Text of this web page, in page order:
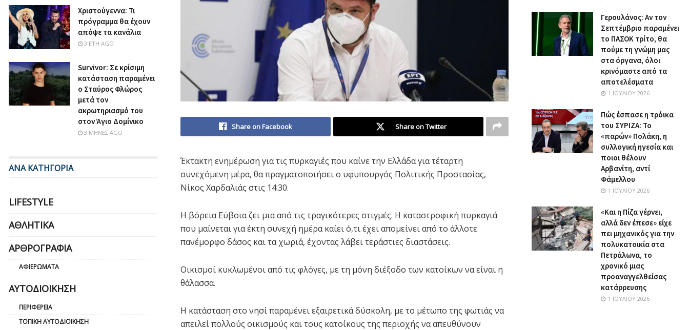
Share on Facebook Share on Twitter
Έκτακτη ενημέρωση για τις πυρκαγιές που καίνε την Ελλάδα για τέταρτη
συνεχόμενη μέρα, θα πραγματοποιήσει ο υφυπουργός Πολιτικής Προστασίας,
Νίκος Χαρδαλιάς στις 14:30.
Η βόρεια Εύβοια ζει μια από τις τραγικότερες στιγμές. Η καταστροφική πυρκαγιά
που μαίνεται για έκτη συνεχή ημέρα καίει ό,τι έχει απομείνει από το άλλοτε
πανέμορφο δάσος και τα χωριά, έχοντας λάβει τεράστιες διαστάσεις.
Οικισμοί κυκλωμένοι από τις φλόγες, με τη μόνη διέξοδο των κατοίκων να είναι η
θάλασσα.
Η κατάσταση στο νησί παραμένει εξαιρετικά δύσκολη, με το μέτωπο της φωτιάς να
απειλεί πολλούς οικισμούς και τους κατοίκους της περιοχής να απευθύνουν
Χριστούγεννα: Τι
πρόγραμμα θα έχουν
απόψε τα κανάλια
3 ΈΤΗ AGO
Survivor: Σε κρίσιμη
κατάσταση παραμένει
ο Σταύρος Φλώρος
μετά τον
ακρωτηριασμό του
στον Άγιο Δομίνικο
3 ΜΉΝΕΣ AGO
ΑΝΑ ΚΑΤΗΓΟΡΙΑ
LIFESTYLE
ΑΘΛΗΤΙΚΆ
ΑΡΘΡΟΓΡΑΦΊΑ
ΑΦΙΕΡΏΜΑΤΑ
ΑΥΤΟΔΙΟΊΚΗΣΗ
ΠΕΡΙΦΈΡΕΙΑ
ΤΟΠΙΚΉ ΑΥΤΟΔΙΟΊΚΗΣΗ
Γερουλάνος: Αν τον
Σεπτέμβριο παραμένει
το ΠΑΣΟΚ τρίτο, θα
πούμε τη γνώμη μας
στα όργανα, όλοι
κρινόμαστε από τα
αποτελέσματα
1 ΙΟΥΛΊΟΥ 2026
Πώς έσπασε η τρόικα
του ΣΥΡΙΖΑ: Το
«παρών» Πολάκη, η
συλλογική ηγεσία και
ποιοι θέλουν
Αρβανίτη, αντί
Φάμελλου
1 ΙΟΥΛΊΟΥ 2026
«Και η Πίζα γέρνει,
αλλά δεν έπεσε» είχε
πει μηχανικός για την
πολυκατοικία στα
Πετράλωνα, το
χρονικό μιας
προαναγγελθείσας
κατάρρευσης
1 ΙΟΥΛΊΟΥ 2026